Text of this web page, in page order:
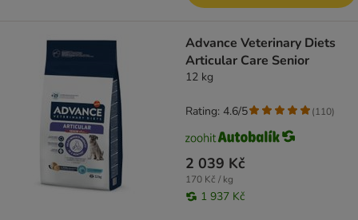
Advance Veterinary Diets
Articular Care Senior
12 kg
2 039 Kč
170 Kč / kg
1 937 Kč
Rating: 4.6/5 (110)